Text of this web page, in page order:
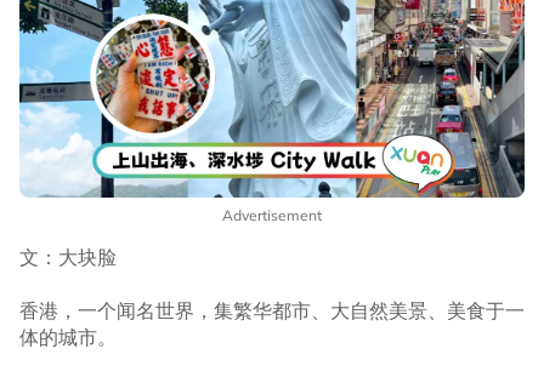
Advertisement
文：大块脸
香港，一个闻名世界，集繁华都市、大自然美景、美食于一
体的城市。